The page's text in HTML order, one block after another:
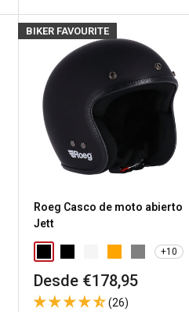
BIKER FAVOURITE
Roeg Casco de moto abierto
Jett
+10
Precio
de
Desde €178,95
(26)